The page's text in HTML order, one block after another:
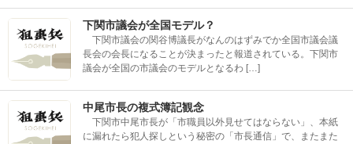
下関市議会が全国モデル？
下関市議会の関谷博議長がなんのはずみでか全国市議会議
長会の会長になることが決まったと報道されている。下関市
議会が全国の市議会のモデルとなるわ […]
中尾市長の複式簿記観念
下関市中尾市長が「市職員以外見せてはならない」、本紙
に漏れたら犯人探しという秘密の「市長通信」で、またまた